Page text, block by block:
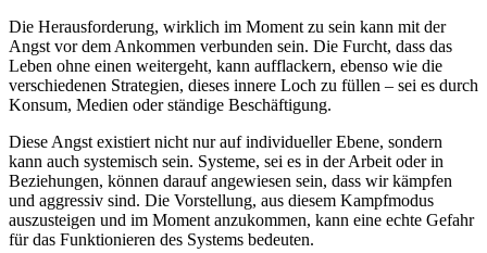
Die Herausforderung, wirklich im Moment zu sein kann mit der
Angst vor dem Ankommen verbunden sein. Die Furcht, dass das
Leben ohne einen weitergeht, kann aufflackern, ebenso wie die
verschiedenen Strategien, dieses innere Loch zu füllen – sei es durch
Konsum, Medien oder ständige Beschäftigung.
Diese Angst existiert nicht nur auf individueller Ebene, sondern
kann auch systemisch sein. Systeme, sei es in der Arbeit oder in
Beziehungen, können darauf angewiesen sein, dass wir kämpfen
und aggressiv sind. Die Vorstellung, aus diesem Kampfmodus
auszusteigen und im Moment anzukommen, kann eine echte Gefahr
für das Funktionieren des Systems bedeuten.